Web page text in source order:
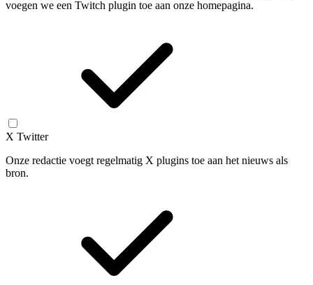
voegen we een Twitch plugin toe aan onze homepagina.
X Twitter
Onze redactie voegt regelmatig X plugins toe aan het nieuws als
bron.